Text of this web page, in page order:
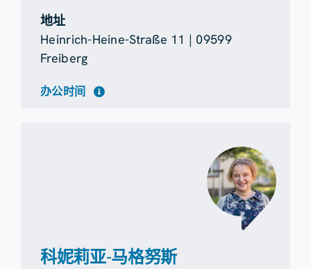
地址
Heinrich-Heine-Straße 11 | 09599
Freiberg
办公时间
科妮莉亚-马格努斯